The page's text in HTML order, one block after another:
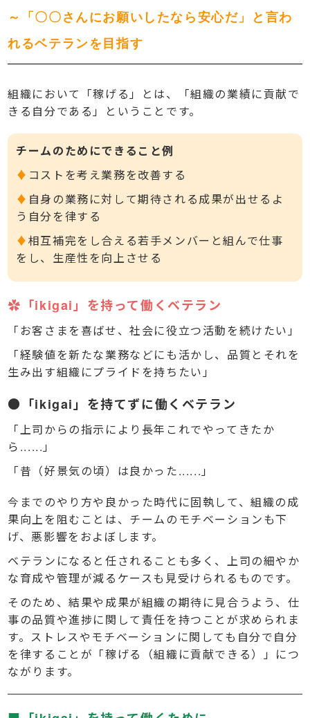
～「〇〇さんにお願いしたなら安心だ」と言わ
れるベテランを目指す
組織において「稼げる」とは、「組織の業績に貢献で
きる自分である」ということです。
チームのためにできること例
♦ コストを考え業務を改善する
♦ 自身の業務に対して期待される成果が出せるよ
う自分を律する
♦相互補完をし合える若手メンバーと組んで仕事
をし、生産性を向上させる
✿「ikigai」を持って働くベテラン
「お客さまを喜ばせ、社会に役立つ活動を続けたい」
「経験値を新たな業務などにも活かし、品質とそれを
生み出す組織にプライドを持ちたい」
●「ikigai」を持てずに働くベテラン
「上司からの指示により長年これでやってきたか
ら......」
「昔（好景気の頃）は良かった......」
今までのやり方や良かった時代に固執して、組織の成
果向上を阻むことは、チームのモチベーションも下
げ、悪影響をおよぼします。
ベテランになると任されることも多く、上司の細やか
な育成や管理が減るケースも見受けられるものです。
そのため、結果や成果が組織の期待に見合うよう、仕
事の品質や進捗に関して責任を持つことが求められま
す。ストレスやモチベーションに関しても自分で自分
を律することが「稼げる（組織に貢献できる）」につ
ながります。